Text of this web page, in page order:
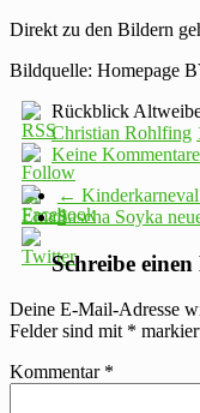
Direkt zu den Bildern
Bildquelle: Homepage
Rückblick
Christian Rohlfing
Keine Kommentare
←
Sascha Soyka
Schreibe
Deine E-Mail-Adresse
Felder sind mit *
Kommentar *